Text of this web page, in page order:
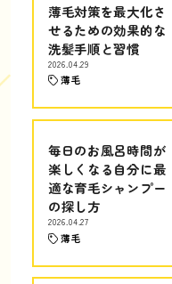
薄毛対策を最大化さ
せるための効果的な
洗髪手順と習慣
2026.04.29
薄毛
毎日のお風呂時間が
楽しくなる自分に最
適な育毛シャンプー
の探し方
2026.04.27
薄毛